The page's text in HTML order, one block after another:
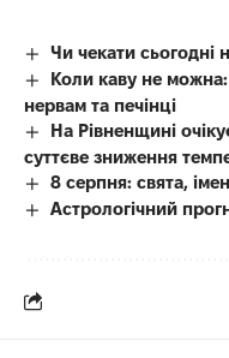
Чи чекати сьогодні
Коли каву не
нервам та печінці
На Рівненщині
суттєве зниження
8 серпня: свята,
Астрологічний